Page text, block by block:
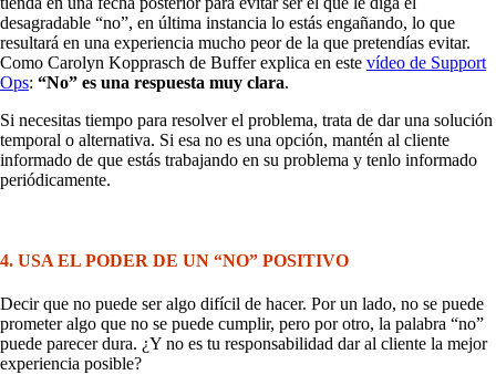
desagradable “no”, en última instancia lo estás engañando, lo que
resultará en una experiencia mucho peor de la que pretendías evitar.
Como Carolyn Kopprasch de Buffer explica en este vídeo de Support
Ops: “No” es una respuesta muy clara.
Si necesitas tiempo para resolver el problema, trata de dar una solución
temporal o alternativa. Si esa no es una opción, mantén al cliente
informado de que estás trabajando en su problema y tenlo informado
periódicamente.
4. USA EL PODER DE UN “NO” POSITIVO
Decir que no puede ser algo difícil de hacer. Por un lado, no se puede
prometer algo que no se puede cumplir, pero por otro, la palabra “no”
puede parecer dura. ¿Y no es tu responsabilidad dar al cliente la mejor
experiencia posible?